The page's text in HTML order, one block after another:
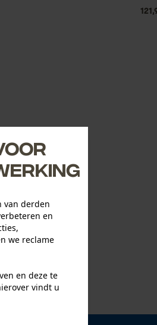
van derden
en
we reclame
en deze te
vindt u